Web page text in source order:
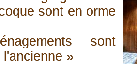
sont en orme
sont
»